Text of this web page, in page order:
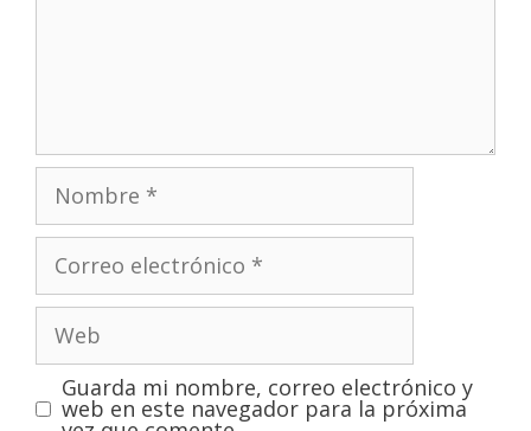
Guarda mi nombre, correo electrónico y
web en este navegador para la próxima